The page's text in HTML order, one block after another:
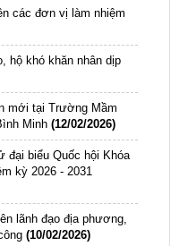
các đơn vị làm nhiệm
hộ khó khăn nhân dịp
mới tại Trường Mầm
Minh (12/02/2026)
đại biểu Quốc hội Khóa
kỳ 2026 - 2031
lãnh đạo địa phương,
(10/02/2026)